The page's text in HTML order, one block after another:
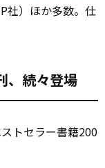
社）ほか多数。仕
、続々登場
トセラー書籍200